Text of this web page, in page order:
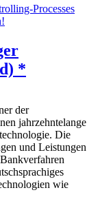
*
der
jahrzehntelange
Die
und Leistungen
wie